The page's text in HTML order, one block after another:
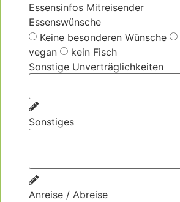
Essensinfos Mitreisender
Essenswünsche
Keine besonderen Wünsche
vegan
kein Fisch
Sonstige Unverträglichkeiten
Sonstiges
Anreise / Abreise